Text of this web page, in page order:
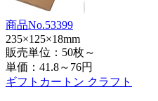
商品No.53399
235×125×18mm
販売単位：50枚～
単価： 41.8～76円
ギフトカートン クラフト